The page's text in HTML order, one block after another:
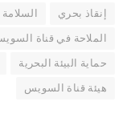
إنقاذ بحري السلامة
الملاحة في قناة
حماية البيئة البحرية
هيئة قناة السويس